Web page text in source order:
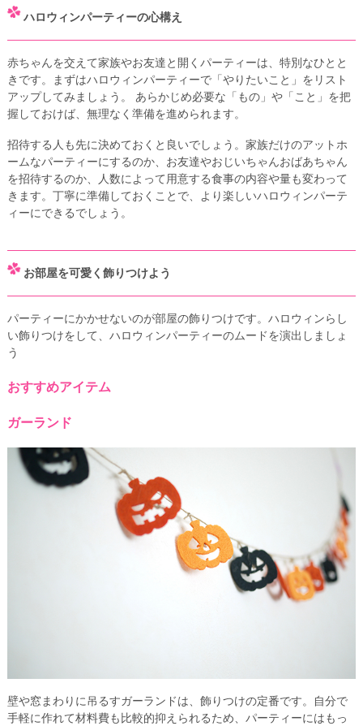
ハロウィンパーティーの心構え
赤ちゃんを交えて家族やお友達と開くパーティーは、特別なひとと
きです。まずはハロウィンパーティーで「やりたいこと」をリスト
アップしてみましょう。 あらかじめ必要な「もの」や「こと」を把
握しておけば、無理なく準備を進められます。
招待する人も先に決めておくと良いでしょう。家族だけのアットホ
ームなパーティーにするのか、お友達やおじいちゃんおばあちゃん
を招待するのか、人数によって用意する食事の内容や量も変わって
きます。丁寧に準備しておくことで、より楽しいハロウィンパーテ
ィーにできるでしょう。
お部屋を可愛く飾りつけよう
パーティーにかかせないのが部屋の飾りつけです。ハロウィンらし
い飾りつけをして、ハロウィンパーティーのムードを演出しましょ
う
おすすめアイテム
ガーランド
壁や窓まわりに吊るすガーランドは、飾りつけの定番です。自分で
手軽に作れて材料費も比較的抑えられるため、パーティーにはもっ